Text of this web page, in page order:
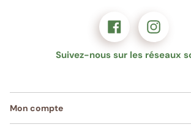
Suivez-nous sur les réseaux
Mon compte